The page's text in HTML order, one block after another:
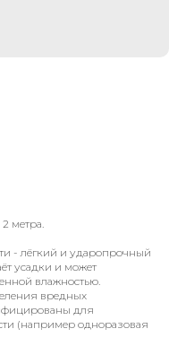
метра.
- лёгкий и ударопрочный
усадки и может
влажностью.
вредных
для
(например одноразовая